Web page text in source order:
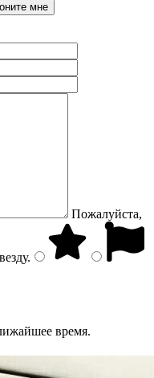
Пожалуйста,
.
время.